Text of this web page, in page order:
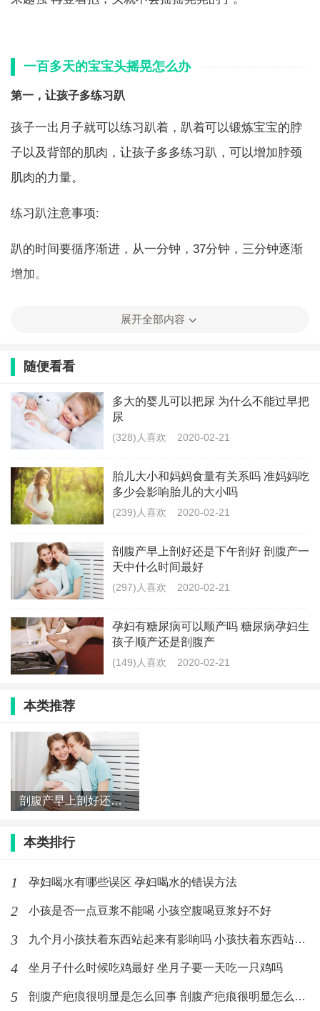
一百多天的宝宝头摇晃怎么办
第一，让孩子多练习趴
孩子一出月子就可以练习趴着，趴着可以锻炼宝宝的脖
子以及背部的肌肉，让孩子多多练习趴，可以增加脖颈
肌肉的力量。
练习趴注意事项:
趴的时间要循序渐进，从一分钟，37分钟，三分钟逐渐
增加。
第二，可以多多的去竖抱孩子
经常被竖抱的孩子大脑发育会比躺着的孩子发育更好。
这是因为经常被竖抱的孩子接收到的感官刺激要更加丰
竖着抱有这样几种姿势:
和成人面对面。
宝宝脸朝外的竖抱:满月后的婴儿可以面部朝外，让孩子
的背部紧贴大人肚子，一手抱着孩子上半身，一手抱住
住孩子下半身。
另外竖抱宝宝还需要都在注意时间，不要抱的时间过
久，也会影响到该你脊椎发育！
一百多天的宝宝怎么抱
主要有以下几种抱小宝宝的方法：
1、用左手托着宝宝的背、脖子、头，右手则拖住小宝宝
作或是将小宝宝放下。
宝宝的后脑勺或是用手托着小宝宝的腰部位置。
展开全部内容
随便看看
多大的婴儿可以把尿 为什么不能过早把
尿
(328)人喜欢 2020-02-21
胎儿大小和妈妈食量有关系吗 准妈妈吃
多少会影响胎儿的大小吗
(239)人喜欢 2020-02-21
剖腹产早上剖好还是下午剖好 剖腹产一
天中什么时间最好
(297)人喜欢 2020-02-21
孕妇有糖尿病可以顺产吗 糖尿病孕妇生
孩子顺产还是剖腹产
(149)人喜欢 2020-02-21
本类推荐
剖腹产早上剖好还是下午剖好 剖腹产一天中什么时间最好
本类排行
1 孕妇喝水有哪些误区 孕妇喝水的错误方法
2 小孩是否一点豆浆不能喝 小孩空腹喝豆浆好不好
3 九个月小孩扶着东西站起来有影响吗 小孩扶着东西站起来要注意什
4 坐月子什么时候吃鸡最好 坐月子要一天吃一只鸡吗
5 剖腹产疤痕很明显是怎么回事 剖腹产疤痕很明显怎么消除